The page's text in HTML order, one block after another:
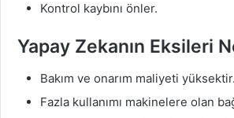
Kontrol kaybını önler.
Yapay Zekanın Eksileri
Bakım ve onarım maliyeti yüksektir.
Fazla kullanımı makinelere olan